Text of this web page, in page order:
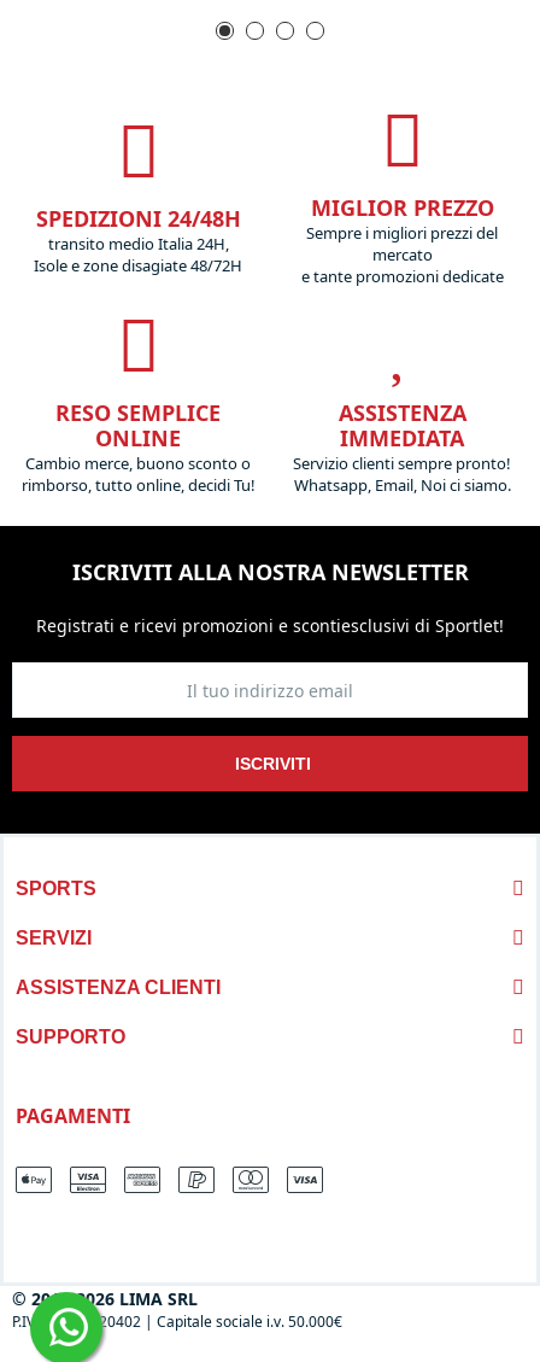
SPEDIZIONI 24/48H
transito medio Italia 24H,
Isole e zone disagiate 48/72H
MIGLIOR PREZZO
Sempre i migliori prezzi del
mercato
e tante promozioni dedicate
RESO SEMPLICE
ONLINE
Cambio merce, buono sconto o
rimborso, tutto online, decidi Tu!
ASSISTENZA
IMMEDIATA
Servizio clienti sempre pronto!
Whatsapp, Email, Noi ci siamo.
ISCRIVITI ALLA NOSTRA NEWSLETTER
Registrati e ricevi promozioni e scontiesclusivi di Sportlet!
ISCRIVITI
SPORTS
SERVIZI
ASSISTENZA CLIENTI
SUPPORTO
PAGAMENTI
© 2013-2026 LIMA SRL
P.IVA 04697120402 | Capitale sociale i.v. 50.000€